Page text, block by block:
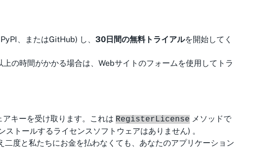
、またはGitHub) し、 30日間の無料トライアルを開始してく
の時間がかかる場合は、Webサイトのフォームを使用してトラ
キーを受け取ります。これは RegisterLicense メソッドで
トールするライセンスソフトウェアはありません) 。
二度と私たちにお金を払わなくても、あなたのアプリケーション